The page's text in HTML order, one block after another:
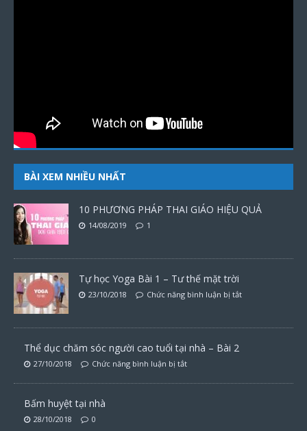
BÀI XEM NHIỀU NHẤT
10 PHƯƠNG PHÁP THAI GIÁO HIỆU QUẢ
14/08/2019 1
Tự học Yoga Bài 1 – Tư thế mặt trời
23/10/2018 Chức năng bình luận bị tắt
Thể dục chăm sóc người cao tuổi tại nhà – Bài 2
27/10/2018 Chức năng bình luận bị tắt
Bấm huyệt tại nhà
28/10/2018 0